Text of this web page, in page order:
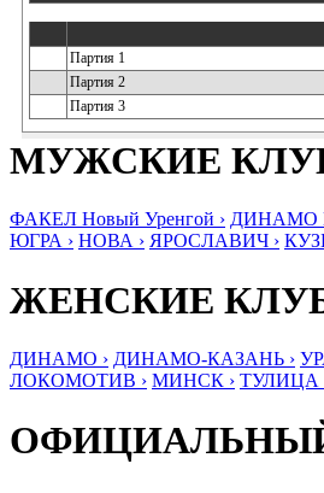
Партия 1
Партия 2
Партия 3
МУЖСКИЕ
ФАКЕЛ Новый Уренгой › ДИНАМО
ЮГРА › НОВА › ЯРОСЛАВИЧ ›
ЖЕНСКИЕ
ДИНАМО › ДИНАМО-КАЗАНЬ ›
ЛОКОМОТИВ › МИНСК › ТУЛИЦА